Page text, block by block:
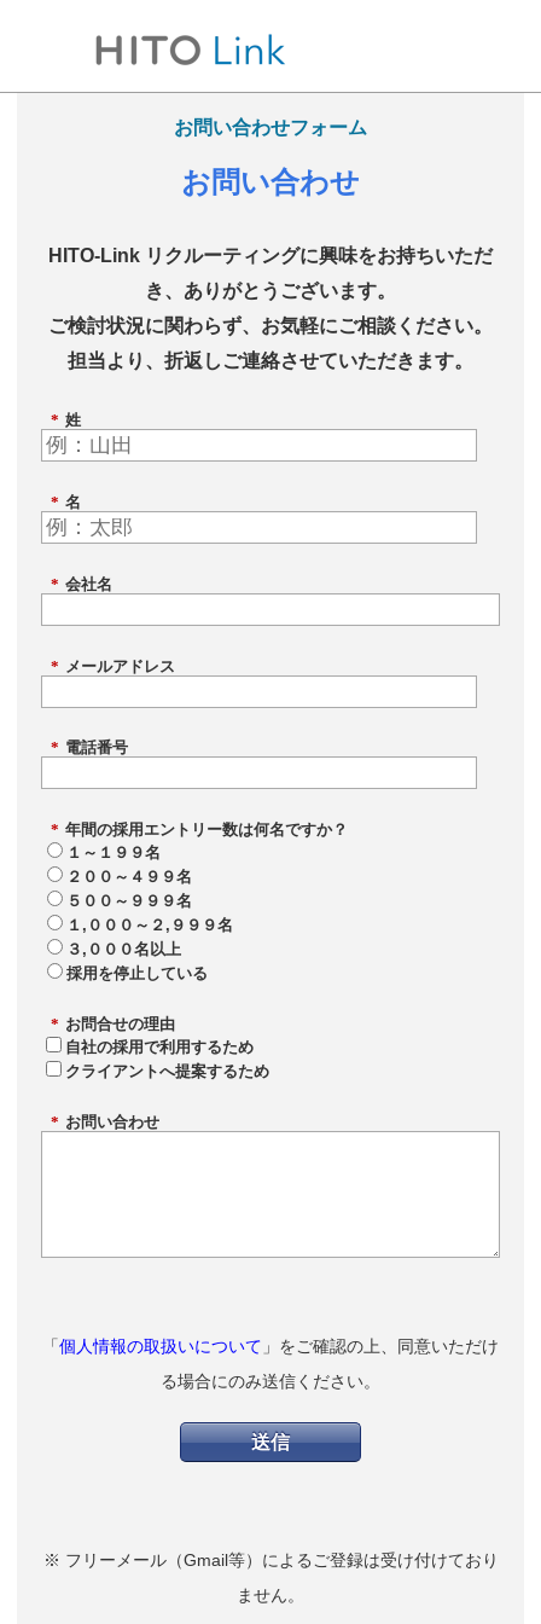
お問い合わせ
HITO-Link リクルーティングに興味をお持ちいただ
き、ありがとうございます。
ご検討状況に関わらず、お気軽にご相談ください。
担当より、折返しご連絡させていただきます。
お問い合わせフォーム
姓
*
名
*
会社名
*
メールアドレス
*
電話番号
*
年間の採用エントリー数は何名ですか？
*
１～１９９名
２００～４９９名
５００～９９９名
１,０００～２,９９９名
３,０００名以上
採用を停止している
お問合せの理由
*
自社の採用で利用するため
クライアントへ提案するため
お問い合わせ
*
「個人情報の取扱いについて 」をご確認の上、同意いただけ
る場合にのみ送信ください。
※ フリーメール（Gmail等）によるご登録は受け付けており
ません。